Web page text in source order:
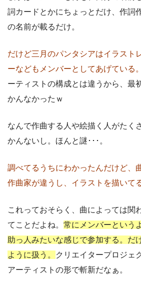
詞カードとかにちょっとだけ、作詞
の名前が載るだけ。
だけど三月のパンタシアはイラスト
ーなどもメンバーとしてあげている。
ーティストの構成とは違うから、最
かんなかったｗ
なんで作曲する人や絵描く人がたく
かんないし。ほんと謎･･･。
調べてるうちにわかったんだけど、
作曲家が違うし、イラストを描いて
これっておそらく、曲によっては関
てことだよね。 常にメンバーという
助っ人みたいな感じで参加する。だ
ように扱う。
クリエイタープロジェ
アーティストの形で斬新だなぁ。